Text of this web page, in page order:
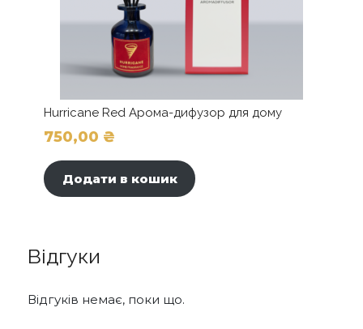
Hurricane Red Арома-дифузор для дому
750,00 ₴
Додати в кошик
Відгуки
Відгуків немає, поки що.